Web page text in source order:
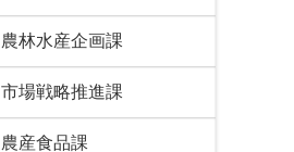
農林水産企画課
市場戦略推進課
農産食品課